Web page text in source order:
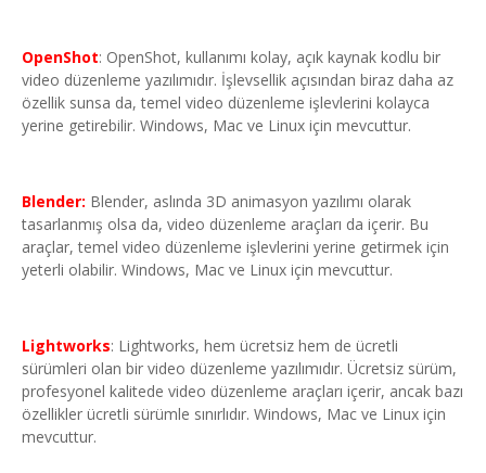
OpenShot: OpenShot, kullanımı kolay, açık kaynak kodlu bir
video düzenleme yazılımıdır. İşlevsellik açısından biraz daha az
özellik sunsa da, temel video düzenleme işlevlerini kolayca
yerine getirebilir. Windows, Mac ve Linux için mevcuttur.
Blender: Blender, aslında 3D animasyon yazılımı olarak
tasarlanmış olsa da, video düzenleme araçları da içerir. Bu
araçlar, temel video düzenleme işlevlerini yerine getirmek için
yeterli olabilir. Windows, Mac ve Linux için mevcuttur.
Lightworks: Lightworks, hem ücretsiz hem de ücretli
sürümleri olan bir video düzenleme yazılımıdır. Ücretsiz sürüm,
profesyonel kalitede video düzenleme araçları içerir, ancak bazı
özellikler ücretli sürümle sınırlıdır. Windows, Mac ve Linux için
mevcuttur.